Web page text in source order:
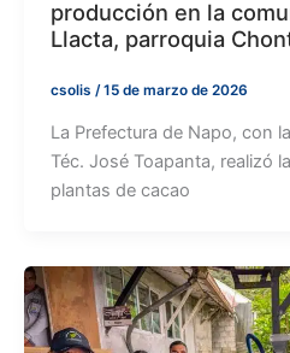
producción en la
Llacta, parroquia
csolis /15 de marzo de 2026
La Prefectura de Napo, con
Téc. José Toapanta, realizó
plantas de cacao